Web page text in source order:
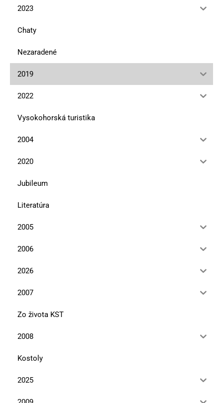
2023
Chaty
Nezaradené
2019
2022
Vysokohorská turistika
2004
2020
Jubileum
Literatúra
2005
2006
2026
2007
Zo života KST
2008
Kostoly
2025